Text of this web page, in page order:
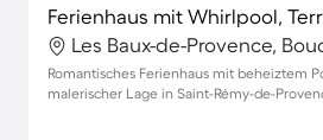
Romantisches Ferienhaus mit beheiztem
malerischer Lage in Saint-Rémy-de-